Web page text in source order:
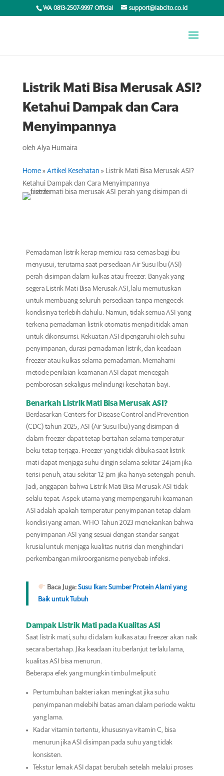
WA 0813-2507-9997 Official support@labcito.co.id
Listrik Mati Bisa Merusak ASI?
Ketahui Dampak dan Cara
Menyimpannya
oleh Alya Humaira
Home» Artikel Kesehatan » Listrik Mati Bisa Merusak ASI?
Ketahui Dampak dan Cara Menyimpannya
Pemadaman listrik kerap memicu rasa cemas bagi ibu
menyusui, terutama saat persediaan Air Susu Ibu (ASI)
perah disimpan dalam kulkas atau freezer. Banyak yang
segera Listrik Mati Bisa Merusak ASI, lalu memutuskan
untuk membuang seluruh persediaan tanpa mengecek
kondisinya terlebih dahulu. Namun, tidak semua ASI yang
terkena pemadaman listrik otomatis menjadi tidak aman
untuk dikonsumsi. Kekuatan ASI dipengaruhi oleh suhu
penyimpanan, durasi pemadaman listrik, dan keadaan
freezer atau kulkas selama pemadaman. Memahami
metode penilaian keamanan ASI dapat mencegah
pemborosan sekaligus melindungi kesehatan bayi.
Benarkah Listrik Mati Bisa Merusak ASI?
Berdasarkan Centers for Disease Control and Prevention
(CDC) tahun 2025, ASI (Air Susu Ibu) yang disimpan di
dalam freezer dapat tetap bertahan selama temperatur
beku tetap terjaga. Freezer yang tidak dibuka saat listrik
mati dapat menjaga suhu dingin selama sekitar 24 jam jika
terisi penuh, atau sekitar 12 jam jika hanya setengah penuh.
Jadi, anggapan bahwa Listrik Mati Bisa Merusak ASI tidak
selalu tepat. Aspek utama yang mempengaruhi keamanan
ASI adalah apakah temperatur penyimpanan tetap dalam
kondisi yang aman. WHO Tahun 2023 menekankan bahwa
penyimpanan ASI yang sesuai dengan standar sangat
krusial untuk menjaga kualitas nutrisi dan menghindari
perkembangan mikroorganisme penyebab infeksi.
Baca Juga: Susu Ikan: Sumber Protein Alami yang
Baik untuk Tubuh
Dampak Listrik Mati pada Kualitas ASI
Saat listrik mati, suhu di dalam kulkas atau freezer akan naik
secara bertahap. Jika keadaan itu berlanjut terlalu lama,
kualitas ASI bisa menurun.
Beberapa efek yang mungkin timbul meliputi:
Pertumbuhan bakteri akan meningkat jika suhu
penyimpanan melebihi batas aman dalam periode waktu
yang lama.
Kadar vitamin tertentu, khususnya vitamin C, bisa
menurun jika ASI disimpan pada suhu yang tidak
konsisten.
Tekstur lemak ASI dapat berubah setelah melalui proses